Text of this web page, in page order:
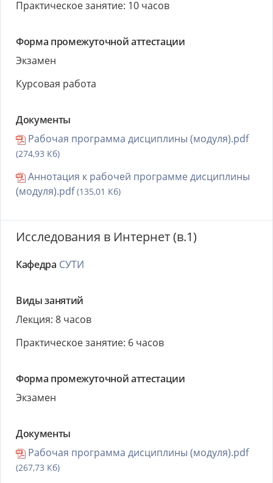
Практическое занятие: 10 часов
Форма промежуточной аттестации
Экзамен
Курсовая работа
Документы
Рабочая программа дисциплины (модуля).pdf
(274,93 Кб)
Аннотация к рабочей программе дисциплины
(модуля).pdf(135,01 Кб)
Исследования в Интернет (в.1)
Кафедра СУТИ
Виды занятий
Лекция: 8 часов
Практическое занятие: 6 часов
Форма промежуточной аттестации
Экзамен
Документы
Рабочая программа дисциплины (модуля).pdf
(267,73 Кб)